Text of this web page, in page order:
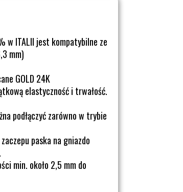
w ITALII jest kompatybilne ze
mm)
GOLD 24K
elastyczność i trwałość.
podłączyć zarówno w trybie
paska na gniazdo
min. około 2,5 mm do